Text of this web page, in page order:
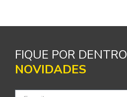
FIQUE POR
NOVIDADES